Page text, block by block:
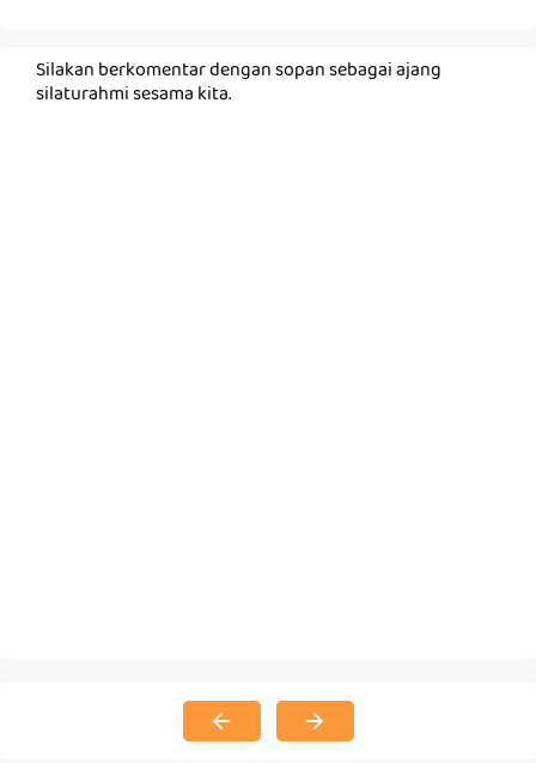
Silakan berkomentar dengan sopan sebagai ajang
silaturahmi sesama kita.